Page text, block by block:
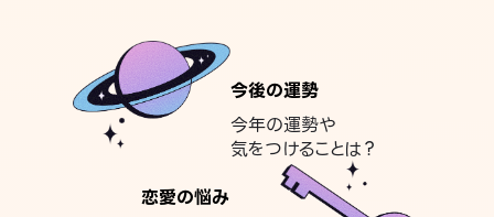
今後の運勢
今年の運勢や
気をつけることは？
恋愛の悩み